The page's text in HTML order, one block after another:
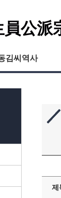
公派
김씨역사
제